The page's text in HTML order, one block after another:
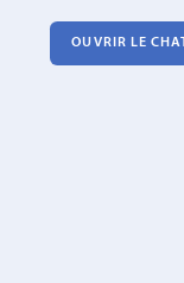
OUVRIR LE CHAT